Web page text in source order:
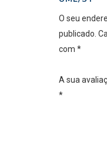
O seu
publicado.
com *
A sua
*